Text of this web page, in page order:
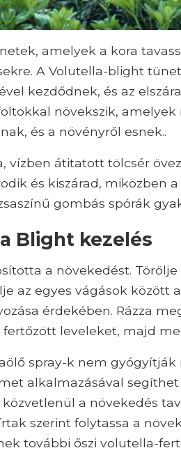
amelyek a kora
A Volutella-blight
kezdődnek, és az
növekszik,
és a növényről esnek..
vízben átitatott tölcsér
és kiszárad, miközben
gombás spórák
Blight kezelés
a növekedést.
az egyes vágások között
érdekében. Rázza
fertőzött leveleket, majd
spray-k nem
alkalmazásával
a növekedés
szerint folytassa a
további őszi volutella-